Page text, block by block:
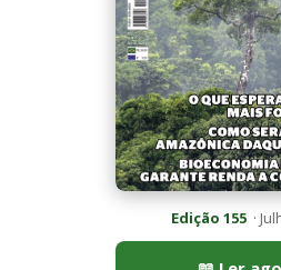
Mais lidas da semana